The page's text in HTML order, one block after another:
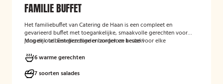
FAMILIE BUFFET
Het familiebuffet van Catering de Haan is een compleet en
gevarieerd buffet met toegankelijke, smaakvolle gerechten voor
jong en oud. Een gezellige en zorgeloze keuze voor elke
Mogelijk te bestellen zonder borden en bestek!
6 warme gerechten
7 soorten salades